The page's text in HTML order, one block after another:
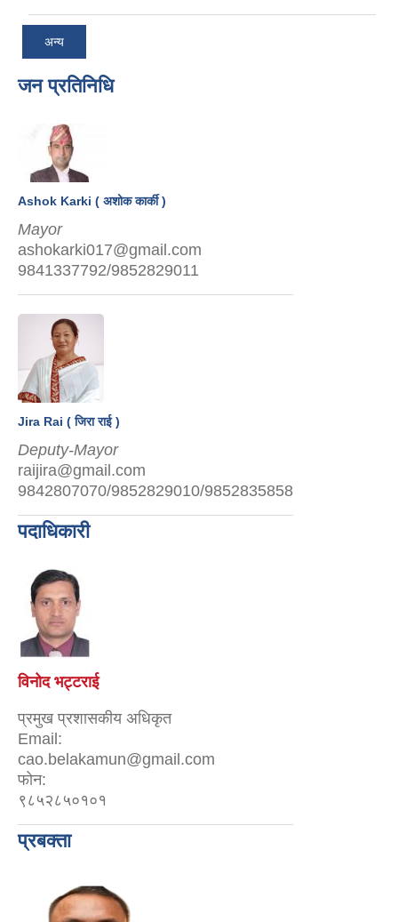
अन्य
जन प्रतिनिधि
Ashok Karki ( अशोक कार्की )
Mayor
ashokarki017@gmail.com
9841337792/9852829011
Jira Rai ( जिरा राई )
Deputy-Mayor
raijira@gmail.com
9842807070/9852829010/9852835858
पदाधिकारी
विनोद भट्टराई
प्रमुख प्रशासकीय अधिकृत
Email:
cao.belakamun@gmail.com
फोन:
९८५२८५०१०१
प्रबक्ता